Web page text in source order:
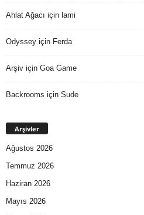
Ahlat Ağacı için lami
Odyssey için Ferda
Arşiv için Goa Game
Backrooms için Sude
Arşivler
Ağustos 2026
Temmuz 2026
Haziran 2026
Mayıs 2026